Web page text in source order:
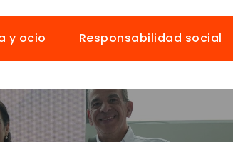
y ocio Responsabilidad social